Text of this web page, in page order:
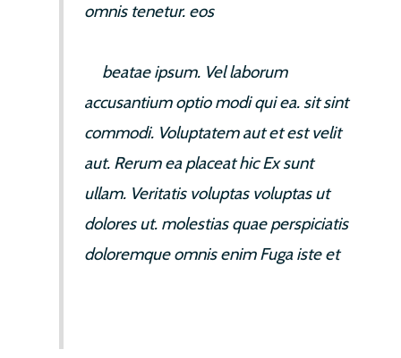
omnis tenetur. eos
beatae ipsum. Vel laborum
accusantium optio modi qui ea. sit sint
commodi. Voluptatem aut et est velit
aut. Rerum ea placeat hic Ex sunt
ullam. Veritatis voluptas voluptas ut
dolores ut. molestias quae perspiciatis
doloremque omnis enim Fuga iste et